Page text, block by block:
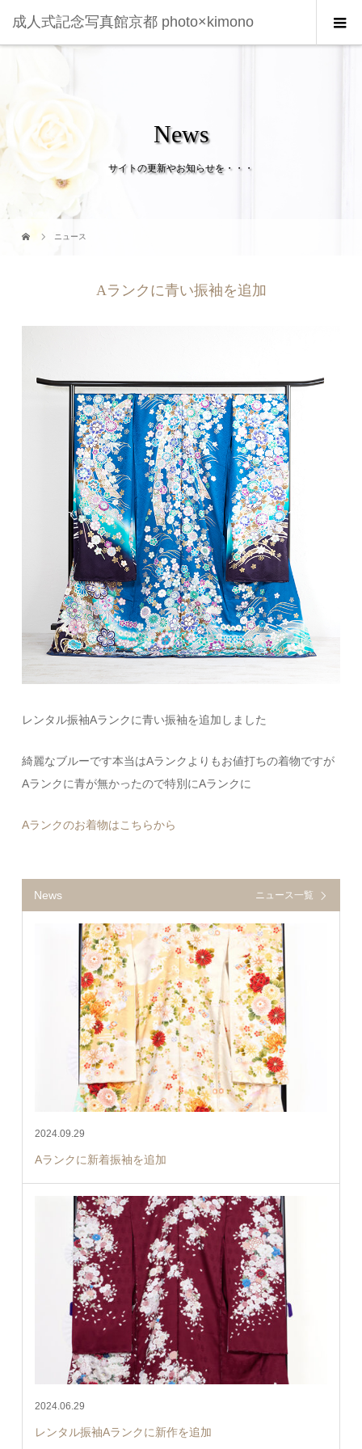
成人式記念写真館京都 photo×kimono
News
サイトの更新やお知らせを・・・
ニュース
Aランクに青い振袖を追加
レンタル振袖Aランクに青い振袖を追加しました
綺麗なブルーです本当はAランクよりもお値打ちの着物ですが
Aランクに青が無かったので特別にAランクに
Aランクのお着物はこちらから
News ニュース一覧
2024.09.29
Aランクに新着振袖を追加
2024.06.29
レンタル振袖Aランクに新作を追加